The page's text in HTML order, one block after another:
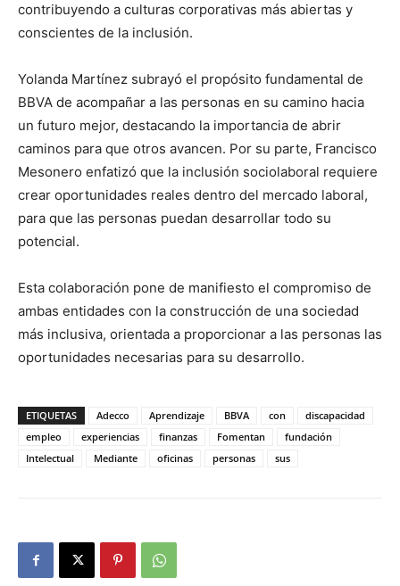
contribuyendo a culturas corporativas más abiertas y
conscientes de la inclusión.
Yolanda Martínez subrayó el propósito fundamental de
BBVA de acompañar a las personas en su camino hacia
un futuro mejor, destacando la importancia de abrir
caminos para que otros avancen. Por su parte, Francisco
Mesonero enfatizó que la inclusión sociolaboral requiere
crear oportunidades reales dentro del mercado laboral,
para que las personas puedan desarrollar todo su
potencial.
Esta colaboración pone de manifiesto el compromiso de
ambas entidades con la construcción de una sociedad
más inclusiva, orientada a proporcionar a las personas las
oportunidades necesarias para su desarrollo.
ETIQUETAS Adecco Aprendizaje BBVA con
discapacidad
empleo
experiencias finanzas Fomentan
fundación
Intelectual
Mediante oficinas personas sus